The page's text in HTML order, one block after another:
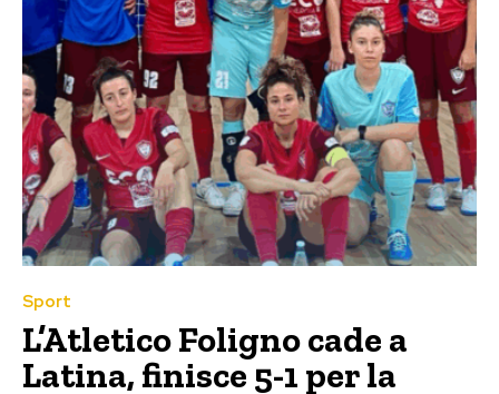
Sport
L’Atletico Foligno cade a
Latina, finisce 5-1 per la